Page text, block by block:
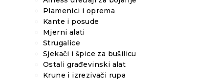
Plamenici i oprema
Kante i posude
Mjerni alati
Strugalice
Sjekači i špice za bušilicu
Ostali građevinski alat
Krune i izrezivači rupa